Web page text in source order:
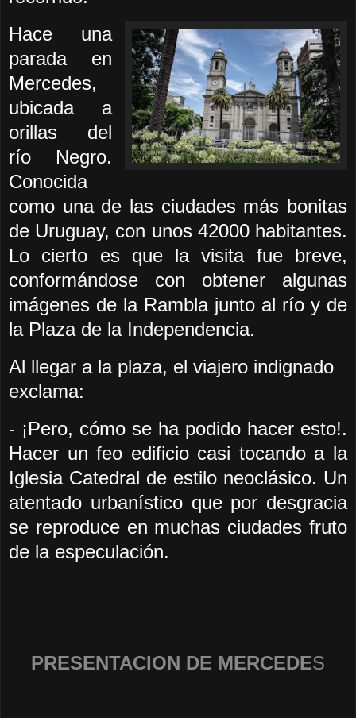
Hace una
parada en
Mercedes,
ubicada a
orillas del
río Negro.
Conocida
como una de las ciudades más bonitas
de Uruguay, con unos 42000 habitantes.
Lo cierto es que la visita fue breve,
conformándose con obtener algunas
imágenes de la Rambla junto al río y de
la Plaza de la Independencia.
Al llegar a la plaza, el viajero indignado
exclama:
- ¡Pero, cómo se ha podido hacer esto!.
Hacer un feo edificio casi tocando a la
Iglesia Catedral de estilo neoclásico. Un
atentado urbanístico que por desgracia
se reproduce en muchas ciudades fruto
de la especulación.
PRESENTACION DE MERCEDES